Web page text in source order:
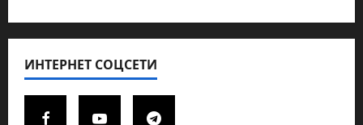
ИНТЕРНЕТ СОЦСЕТИ